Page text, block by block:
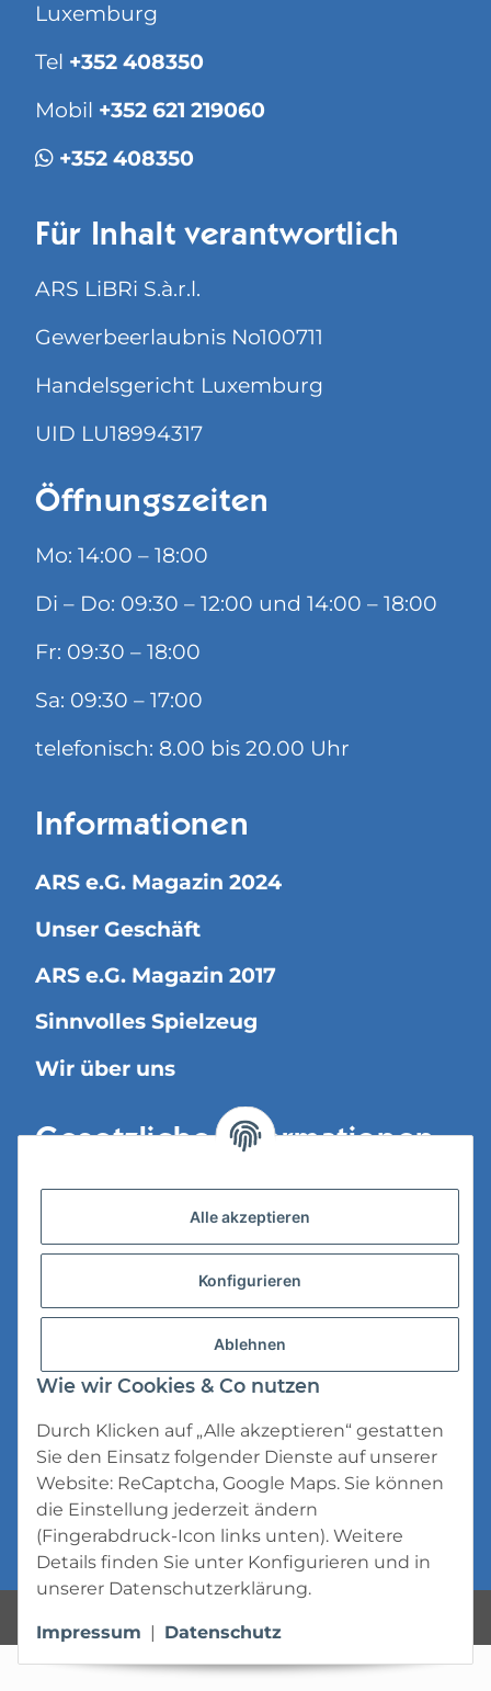
Luxemburg
Tel +352 408350
Mobil +352 621 219060
+352 408350
Für Inhalt verantwortlich
ARS LiBRi S.à.r.l.
Gewerbeerlaubnis No100711
Handelsgericht Luxemburg
UID LU18994317
Öffnungszeiten
Mo: 14:00 – 18:00
Di – Do: 09:30 – 12:00 und 14:00 – 18:00
Fr: 09:30 – 18:00
Sa: 09:30 – 17:00
telefonisch: 8.00 bis 20.00 Uhr
Informationen
ARS e.G. Magazin 2024
Unser Geschäft
ARS e.G. Magazin 2017
Sinnvolles Spielzeug
Wir über uns
Gesetzliche Informationen
Versandinformationen
Datenschutz
Impressum
* Alle Preise inkl. gesetzlicher USt., zzgl.
Versand
Alle akzeptieren
Konfigurieren
Ablehnen
Wie wir Cookies & Co nutzen
Durch Klicken auf „Alle akzeptieren“ gestatten
Sie den Einsatz folgender Dienste auf unserer
Website: ReCaptcha, Google Maps. Sie können
die Einstellung jederzeit ändern
(Fingerabdruck-Icon links unten). Weitere
Details finden Sie unter Konfigurieren und in
unserer Datenschutzerklärung.
Impressum | Datenschutz